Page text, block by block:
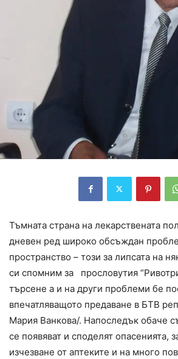
Тъмната страна на лекарствената
дневен ред широко обсъждан
пространство – този за липсата на
си спомним за прословутия
търсене а и на други проблеми бе
впечатляващото предаване в БТВ
Мария Ванкова/. Напоследък обаче
се появяват и споделят опасенията,
изчезване от аптеките и на много